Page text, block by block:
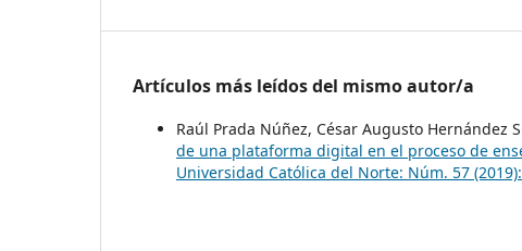
Artículos más leídos del mismo autor/a
Raúl Prada Núñez, César Augusto Hernández
de una plataforma digital en el proceso de
Universidad Católica del Norte: Núm. 57